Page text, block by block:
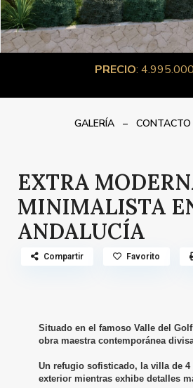
PRECIO:
GALERÍA – CONTACTO
EXTRA
MINIMALISTA
ANDALUCÍA
Compartir Favorito
Situado en el famoso Valle del
obra maestra contemporánea
Un refugio sofisticado, la villa de
exterior mientras exhibe detalles